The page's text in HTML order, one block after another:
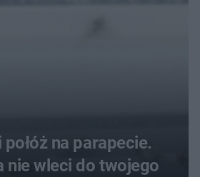
na parapecie.
nie wleci do twojego